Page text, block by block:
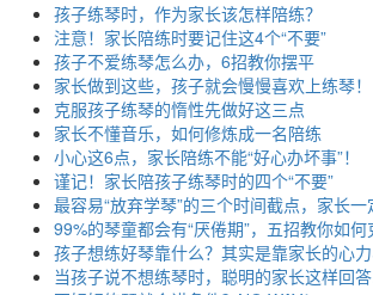
孩子练琴时，作为家长该怎样陪练？
注意！家长陪练时要记住这4个“不要”
孩子不爱练琴怎么办，6招教你摆平
家长做到这些，孩子就会慢慢喜欢上练琴！
克服孩子练琴的惰性先做好这三点
家长不懂音乐，如何修炼成一名陪练
小心这6点，家长陪练不能“好心办坏事”！
谨记！家长陪孩子练琴时的四个“不要”
最容易“放弃学琴”的三个时间截点，家长一
99%的琴童都会有“厌倦期”，五招教你如何
孩子想练好琴靠什么？其实是靠家长的心力
当孩子说不想练琴时，聪明的家长这样回